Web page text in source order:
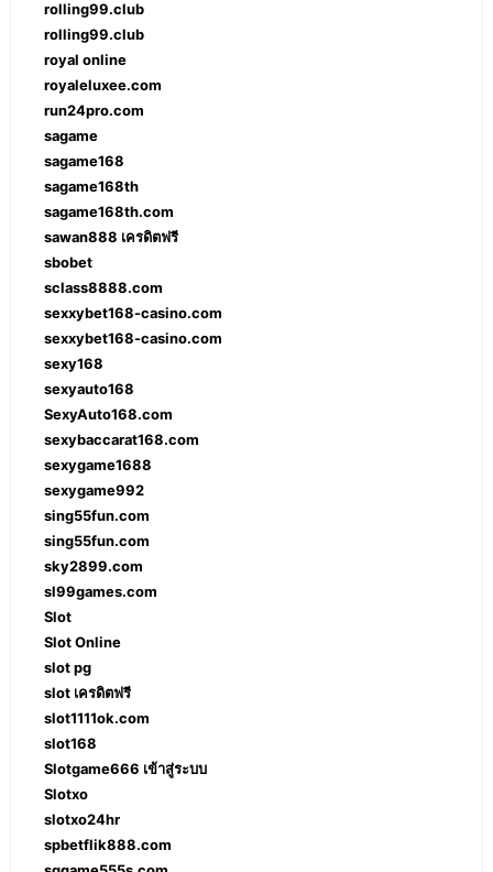
rolling99.club
rolling99.club
royal online
royaleluxee.com
run24pro.com
sagame
sagame168
sagame168th
sagame168th.com
sawan888 เครดิตฟรี
sbobet
sclass8888.com
sexxybet168-casino.com
sexxybet168-casino.com
sexy168
sexyauto168
SexyAuto168.com
sexybaccarat168.com
sexygame1688
sexygame992
sing55fun.com
sing55fun.com
sky2899.com
sl99games.com
Slot
Slot Online
slot pg
slot เครดิตฟรี
slot1111ok.com
slot168
Slotgame666 เข้าสู่ระบบ
Slotxo
slotxo24hr
spbetflik888.com